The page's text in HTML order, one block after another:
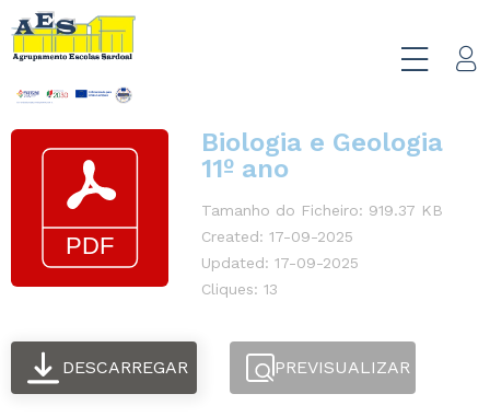
Biologia e Geologia
11º ano
Tamanho do Ficheiro: 919.37 KB
Created: 17-09-2025
Updated: 17-09-2025
Cliques: 13
DESCARREGAR PREVISUALIZAR